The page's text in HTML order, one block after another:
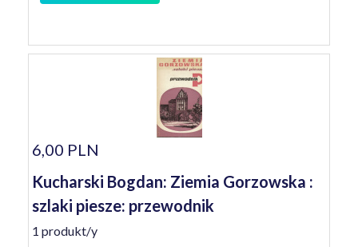
6,00 PLN
Kucharski Bogdan: Ziemia Gorzowska :
szlaki piesze: przewodnik
1 produkt/y